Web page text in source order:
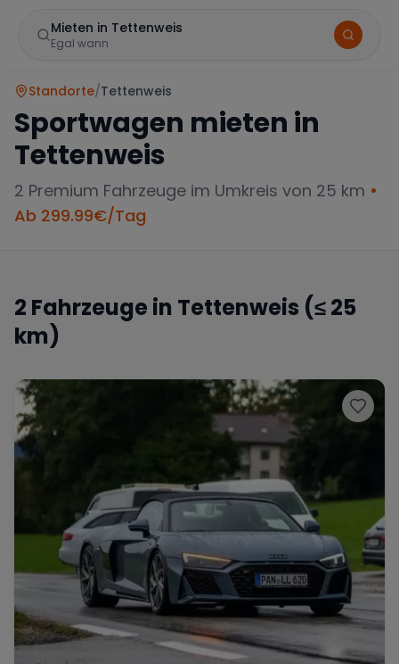
Mieten in Tettenweis
Egal wann
Ferrari
McLaren Ford Jaguar
Tesla Chevrolet Dodge
Zeitraum wählen
Standorte/Tettenweis
Sportwagen mieten in
Tettenweis
2 Premium Fahrzeuge im Umkreis von 25 km •
Ab 299.99€/Tag
2 Fahrzeuge in Tettenweis (≤ 25
km)